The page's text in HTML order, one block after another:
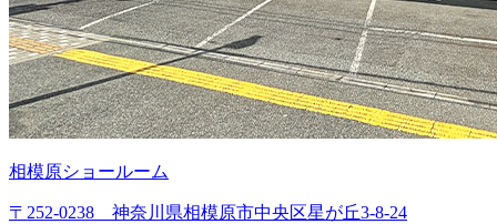
相模原ショールーム
〒252-0238 神奈川県相模原市中央区星が丘3-8-24